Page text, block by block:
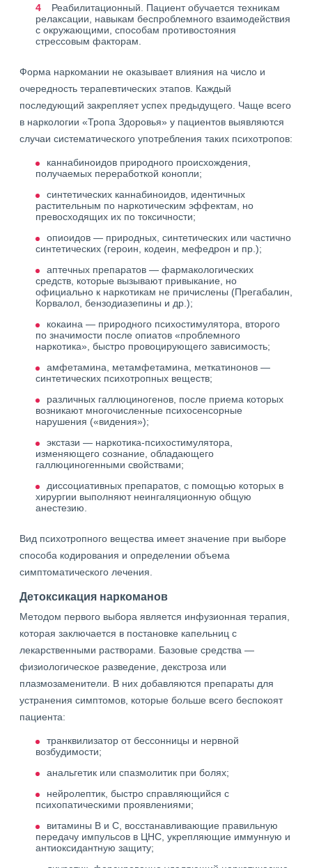
Реабилитационный. Пациент обучается техникам
релаксации, навыкам беспроблемного взаимодействия
с окружающими, способам противостояния
стрессовым факторам.
Форма наркомании не оказывает влияния на число и
очередность терапевтических этапов. Каждый
последующий закрепляет успех предыдущего. Чаще всего
в наркологии «Тропа Здоровья» у пациентов выявляются
случаи систематического употребления таких психотропов:
каннабиноидов природного происхождения,
получаемых переработкой конопли;
синтетических каннабиноидов, идентичных
растительным по наркотическим эффектам, но
превосходящих их по токсичности;
опиоидов — природных, синтетических или частично
синтетических (героин, кодеин, мефедрон и пр.);
аптечных препаратов — фармакологических
средств, которые вызывают привыкание, но
официально к наркотикам не причислены (Прегабалин,
Корвалол, бензодиазепины и др.);
кокаина — природного психостимулятора, второго
по значимости после опиатов «проблемного
наркотика», быстро провоцирующего зависимость;
амфетамина, метамфетамина, меткатинонов —
синтетических психотропных веществ;
различных галлюциногенов, после приема которых
возникают многочисленные психосенсорные
нарушения («видения»);
экстази — наркотика-психостимулятора,
изменяющего сознание, обладающего
галлюциногенными свойствами;
диссоциативных препаратов, с помощью которых в
хирургии выполняют неингаляционную общую
анестезию.
Вид психотропного вещества имеет значение при выборе
способа кодирования и определении объема
симптоматического лечения.
Детоксикация наркоманов
Методом первого выбора является инфузионная терапия,
которая заключается в постановке капельниц с
лекарственными растворами. Базовые средства —
физиологическое разведение, декстроза или
плазмозаменители. В них добавляются препараты для
устранения симптомов, которые больше всего беспокоят
пациента:
транквилизатор от бессонницы и нервной
возбудимости;
анальгетик или спазмолитик при болях;
нейролептик, быстро справляющийся с
психопатическими проявлениями;
витамины В и C, восстанавливающие правильную
передачу импульсов в ЦНС, укрепляющие иммунную и
антиоксидантную защиту;